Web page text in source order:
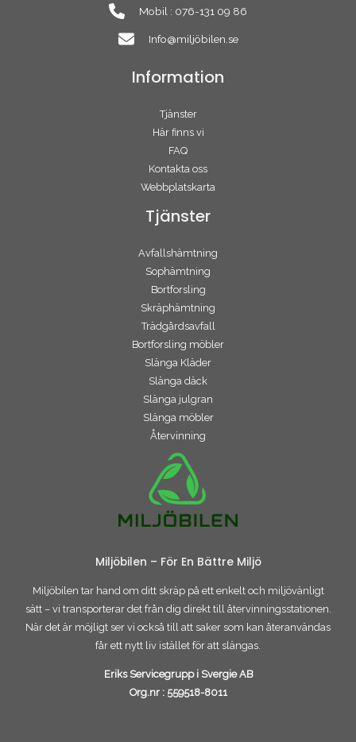
Mobil : 076-131 09 86
Info@miljöbilen.se
Information
Tjänster
Här finns vi
FAQ
Kontakta oss
Webbplatskarta
Tjänster
Avfallshämtning
Sophämtning
Bortforsling
Skräphämtning
Trädgårdsavfall
Bortforsling möbler
Slänga Kläder
Slänga däck
Slänga julgran
Slänga möbler
Återvinning
Miljöbilen – För En Bättre Miljö
Miljöbilen tar hand om ditt skräp på ett enkelt och miljövänligt
sätt – vi transporterar det från dig direkt till återvinningsstationen.
När det är möjligt ser vi också till att saker som kan återanvändas
får ett nytt liv istället för att slängas.
Eriks Servicegrupp i Svergie AB
Org.nr : 559518-8011